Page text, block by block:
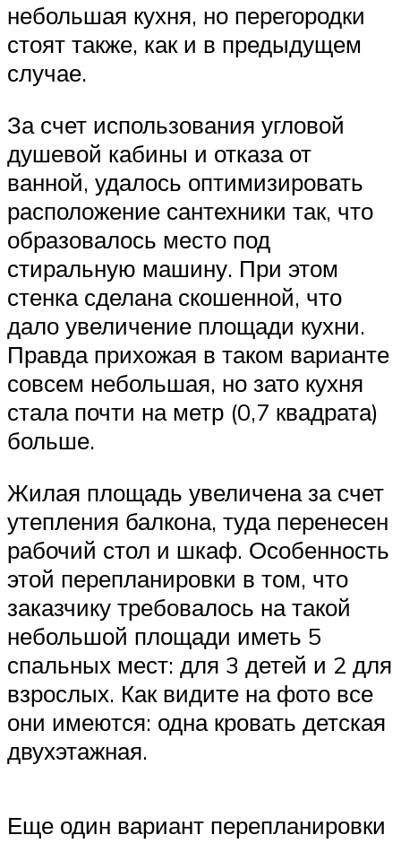
небольшая кухня, но перегородки
стоят также, как и в предыдущем
случае.
За счет использования угловой
душевой кабины и отказа от
ванной, удалось оптимизировать
расположение сантехники так, что
образовалось место под
стиральную машину. При этом
стенка сделана скошенной, что
дало увеличение площади кухни.
Правда прихожая в таком варианте
совсем небольшая, но зато кухня
стала почти на метр (0,7 квадрата)
больше.
Жилая площадь увеличена за счет
утепления балкона, туда перенесен
рабочий стол и шкаф. Особенность
этой перепланировки в том, что
заказчику требовалось на такой
небольшой площади иметь 5
спальных мест: для 3 детей и 2 для
взрослых. Как видите на фото все
они имеются: одна кровать детская
двухэтажная.
Еще один вариант перепланировки